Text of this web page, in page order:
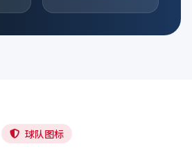
球队图标